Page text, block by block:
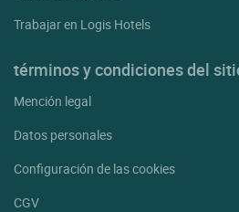
Trabajar en Logis Hotels
términos y condiciones del
Mención legal
Datos personales
Configuración de las cookies
CGV